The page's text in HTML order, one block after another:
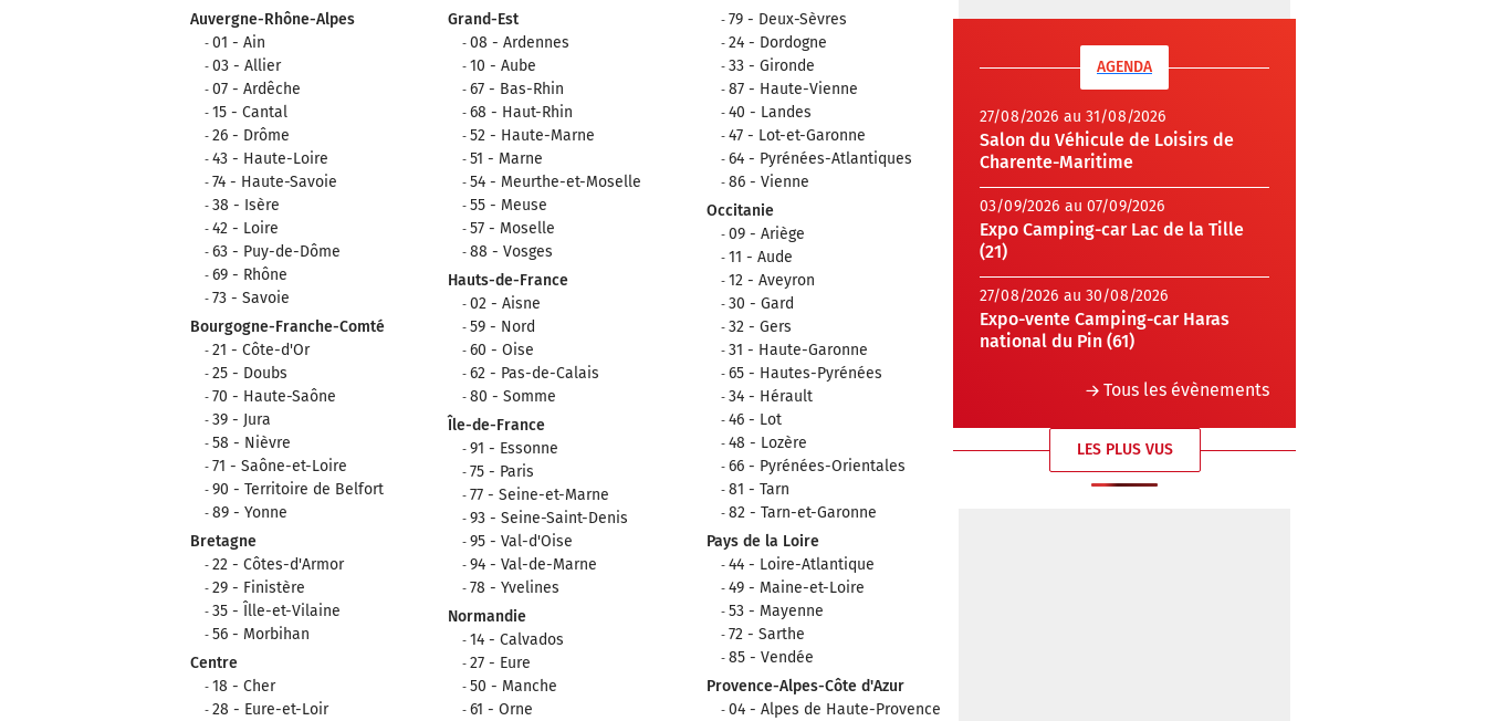
Auvergne-Rhône-Alpes
01 - Ain
03 - Allier
07 - Ardêche
15 - Cantal
26 - Drôme
43 - Haute-Loire
74 - Haute-Savoie
38 - Isère
42 - Loire
63 - Puy-de-Dôme
69 - Rhône
73 - Savoie
Bourgogne-Franche-Comté
21 - Côte-d'Or
25 - Doubs
70 - Haute-Saône
39 - Jura
58 - Nièvre
71 - Saône-et-Loire
90 - Territoire de Belfort
89 - Yonne
Bretagne
22 - Côtes-d'Armor
29 - Finistère
35 - Îlle-et-Vilaine
56 - Morbihan
Centre
18 - Cher
28 - Eure-et-Loir
Grand-Est
08 - Ardennes
10 - Aube
67 - Bas-Rhin
68 - Haut-Rhin
52 - Haute-Marne
51 - Marne
54 - Meurthe-et-Moselle
55 - Meuse
57 - Moselle
88 - Vosges
Hauts-de-France
02 - Aisne
59 - Nord
60 - Oise
62 - Pas-de-Calais
80 - Somme
Île-de-France
91 - Essonne
75 - Paris
77 - Seine-et-Marne
93 - Seine-Saint-Denis
95 - Val-d'Oise
94 - Val-de-Marne
78 - Yvelines
Normandie
14 - Calvados
27 - Eure
50 - Manche
61 - Orne
79 - Deux-Sèvres
24 - Dordogne
33 - Gironde
87 - Haute-Vienne
40 - Landes
47 - Lot-et-Garonne
64 - Pyrénées-Atlantiques
86 - Vienne
Occitanie
09 - Ariège
11 - Aude
12 - Aveyron
30 - Gard
32 - Gers
31 - Haute-Garonne
65 - Hautes-Pyrénées
34 - Hérault
46 - Lot
48 - Lozère
66 - Pyrénées-Orientales
81 - Tarn
82 - Tarn-et-Garonne
Pays de la Loire
44 - Loire-Atlantique
49 - Maine-et-Loire
53 - Mayenne
72 - Sarthe
85 - Vendée
Provence-Alpes-Côte d'Azur
04 - Alpes de Haute-Provence
AGENDA
27/08/2026 au 31/08/2026
Salon du Véhicule de Loisirs de
Charente-Maritime
03/09/2026 au 07/09/2026
Expo Camping-car Lac de la Tille
(21)
27/08/2026 au 30/08/2026
Expo-vente Camping-car Haras
national du Pin (61)
Tous les évènements
LES PLUS VUS